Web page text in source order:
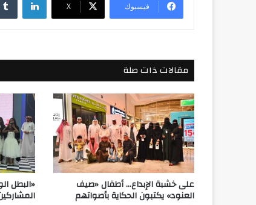
فيسبوك ‫X
مقالات ذات صلة
على خشبة الإبداع… أطفال «صيف
العنود» يكتبون الحكاية بأصواتهم
«البطل